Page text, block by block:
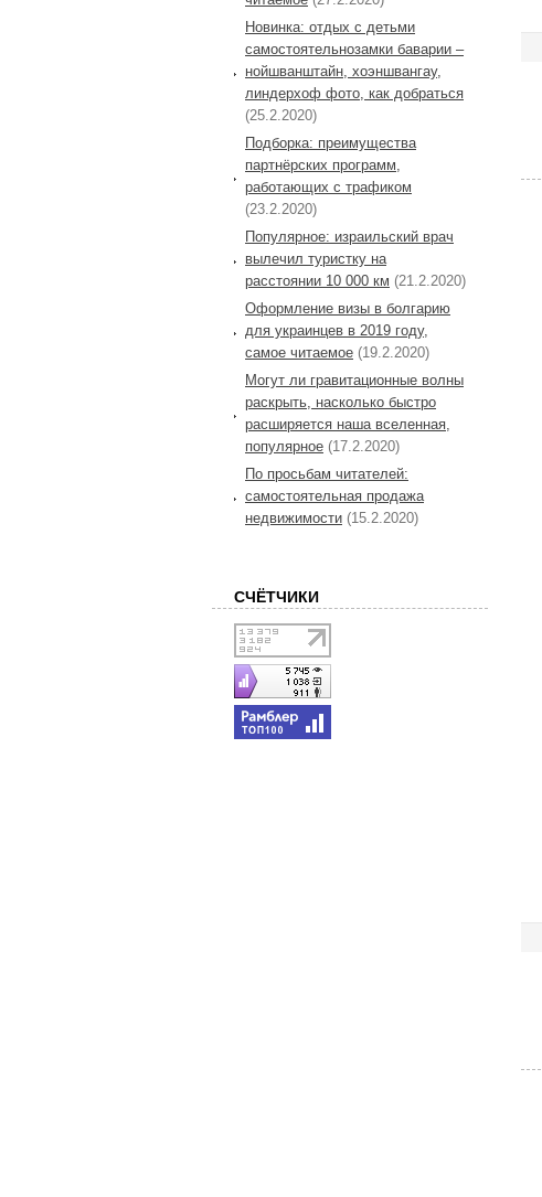
Новинка: отдых с детьми
самостоятельнозамки баварии –
нойшванштайн, хоэншвангау,
линдерхоф фото, как добраться
(25.2.2020)
Подборка: преимущества
партнёрских программ,
работающих с трафиком
(23.2.2020)
Популярное: израильский врач
вылечил туристку на
расстоянии 10 000 км (21.2.2020)
Оформление визы в болгарию
для украинцев в 2019 году,
самое читаемое (19.2.2020)
Могут ли гравитационные волны
раскрыть, насколько быстро
расширяется наша вселенная,
популярное (17.2.2020)
По просьбам читателей:
самостоятельная продажа
недвижимости (15.2.2020)
СЧЁТЧИКИ